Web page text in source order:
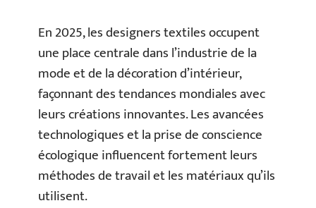
En 2025, les designers textiles occupent
une place centrale dans l’industrie de la
mode et de la décoration d’intérieur,
façonnant des tendances mondiales avec
leurs créations innovantes. Les avancées
technologiques et la prise de conscience
écologique influencent fortement leurs
méthodes de travail et les matériaux qu’ils
utilisent.